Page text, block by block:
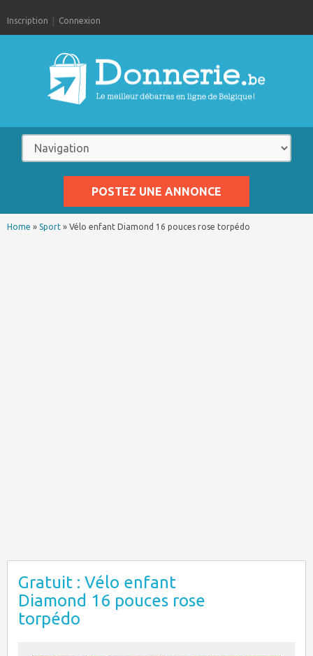
Inscription Connexion
POSTEZ UNE ANNONCE
Home » Sport » Vélo enfant Diamond 16 pouces rose torpédo
Gratuit : Vélo enfant
Diamond 16 pouces rose
torpédo